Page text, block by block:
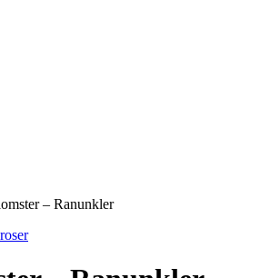
– Ranunkler